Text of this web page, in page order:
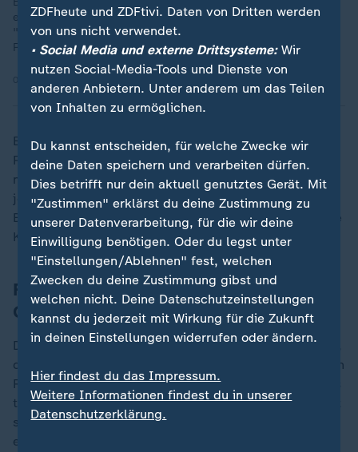
einen neuen Grundwehrdienst. Das Ziel: die Bundeswehr
"kriegstüchtig" machen und eine mobilisierbare
Reservetruppe aufbauen.
Bei ihrer Entscheidung im Januar bewerteten die
Richter den Fall zwar etwas milder, wie das Gericht
nun mitteilte. Eine Disziplinarmaßnahme hielten sie
jedoch grundsätzlich für angemessen. Das
Bundesverwaltungsgericht ordnete eine mehrmonatige
Kürzung der Dienstbezüge an.
Fremdgehen kann militärische
Gemeinschaft belasten
Die Richter begründeten ihr Urteil damit, dass jemand,
der mit der Ehefrau eines Kameraden Sex habe, dessen
Rechte missachte. Die Missachtung der Ehe könne das
tägliche Miteinander in der militärischen Gemeinschaft
stark belasten, Spannungen, Unruhe und Misstrauen
erzeugen und den Zusammenhalt der Soldaten
ZDFheute und ZDFtivi. Daten von Dritten werden
von uns nicht verwendet.
• Social Media und externe Drittsysteme:Wir
nutzen Social-Media-Tools und Dienste von
anderen Anbietern. Unter anderem um das Teilen
von Inhalten zu ermöglichen.
Du kannst entscheiden, für welche Zwecke wir
deine Daten speichern und verarbeiten dürfen.
Dies betrifft nur dein aktuell genutztes Gerät. Mit
"Zustimmen" erklärst du deine Zustimmung zu
unserer Datenverarbeitung, für die wir deine
Einwilligung benötigen. Oder du legst unter
"Einstellungen/Ablehnen" fest, welchen
Zwecken du deine Zustimmung gibst und
welchen nicht. Deine Datenschutzeinstellungen
kannst du jederzeit mit Wirkung für die Zukunft
in deinen Einstellungen widerrufen oder ändern.
Hier findest du das Impressum.
Weitere Informationen findest du in unserer
Datenschutzerklärung.